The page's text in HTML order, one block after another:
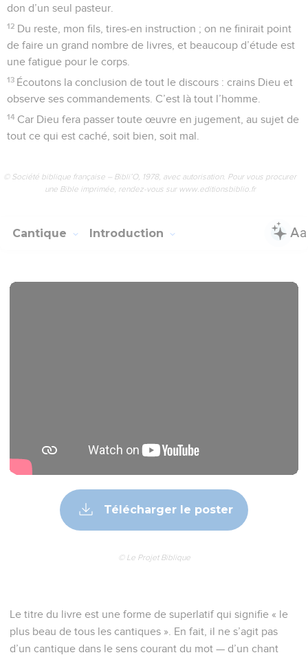
don d’un seul pasteur.
12 Du reste, mon fils, tires-en instruction ; on ne finirait point
de faire un grand nombre de livres, et beaucoup d’étude est
une fatigue pour le corps.
13 Écoutons la conclusion de tout le discours : crains Dieu et
observe ses commandements. C’est là tout l’homme.
14 Car Dieu fera passer toute œuvre en jugement, au sujet de
tout ce qui est caché, soit bien, soit mal.
© Société biblique française – Bibli’O, 1978, avec autorisation. Pour vous procurer
une Bible imprimée, rendez-vous sur www.editionsbiblio.fr
Cantique Introduction
Télécharger le poster
© Le Projet Biblique
Le titre du livre est une forme de superlatif qui signifie « le
plus beau de tous les cantiques ». En fait, il ne s’agit pas
d’un cantique dans le sens courant du mot — d’un chant